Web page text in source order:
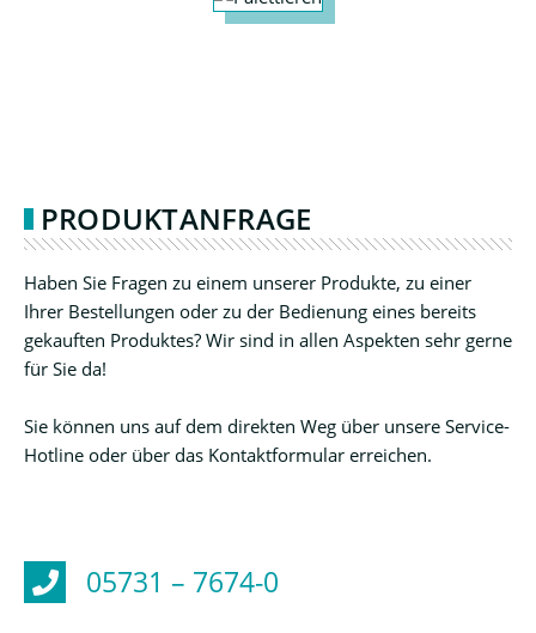
PRODUKTANFRAGE
Haben Sie Fragen zu einem unserer Produkte, zu einer
Ihrer Bestellungen oder zu der Bedienung eines bereits
gekauften Produktes? Wir sind in allen Aspekten sehr gerne
für Sie da!
Sie können uns auf dem direkten Weg über unsere Service-
Hotline oder über das Kontaktformular erreichen.
05731 – 7674-0